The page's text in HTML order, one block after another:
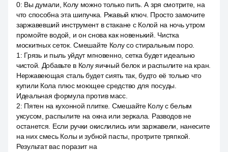
0: Вы думали, Колу можно только пить. А зря смотрите, на
что способна эта шипучка. Ржавый ключ. Просто замочите
заржавевший инструмент в стакане с Колой на ночь утром
промойте водой, и он снова как новенький. Чистка
москитных сеток. Смешайте Колу со стиральным поро.
1 : Грязь и пыль уйдут мгновенно, сетка будет идеально
чистой. Добавьте в Колу яичный белок и распылите на кран.
Нержавеющая сталь будет сиять так, будто её только что
купили Кола плюс моющее средство для посуды.
Идеальная формула против масс.
2: Пятен на кухонной плитке. Смешайте Колу с белым
уксусом, распылите на окна или зеркала. Разводов не
останется. Если ручки окислились или заржавели, нанесите
на них смесь Колы и зубной пасты, протрите тряпкой.
Результат вас поразит на